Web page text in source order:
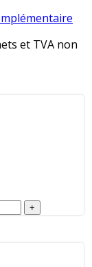
et TVA non